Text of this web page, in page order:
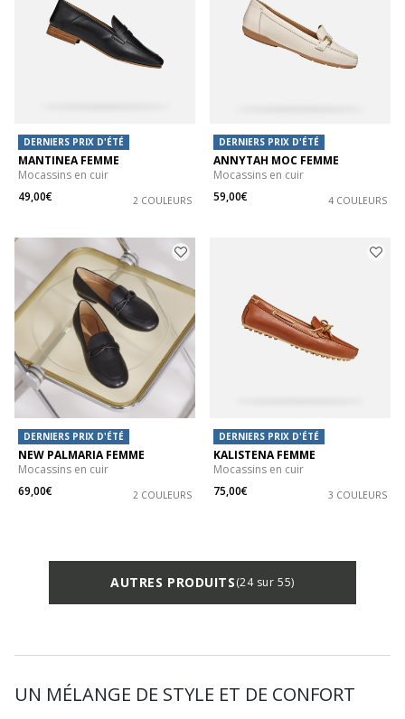
DERNIERS PRIX D'ÉTÉ
MANTINEA FEMME
Mocassins en cuir
49,00€
2 COULEURS
DERNIERS PRIX D'ÉTÉ
ANNYTAH MOC FEMME
Mocassins en cuir
59,00€
4 COULEURS
DERNIERS PRIX D'ÉTÉ
NEW PALMARIA FEMME
Mocassins en cuir
69,00€
2 COULEURS
DERNIERS PRIX D'ÉTÉ
KALISTENA FEMME
Mocassins en cuir
75,00€
3 COULEURS
AUTRES PRODUITS(24 sur 55)
UN MÉLANGE DE STYLE ET DE CONFORT